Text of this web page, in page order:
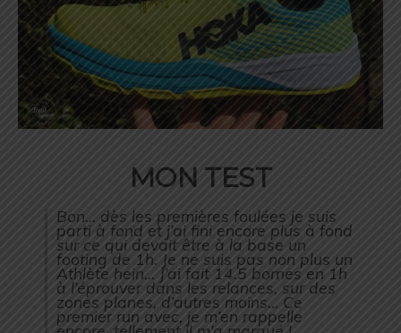
MON TEST
Bon… dès les premières foulées je suis
parti à fond et j’ai fini encore plus à fond
sur ce qui devait être à la base un
footing de 1h. Je ne suis pas non plus un
Athlète hein… J’ai fait 14.5 bornes en 1h
à l’éprouver dans les relances, sur des
zones planes, d’autres moins… Ce
premier run avec, je m’en rappelle